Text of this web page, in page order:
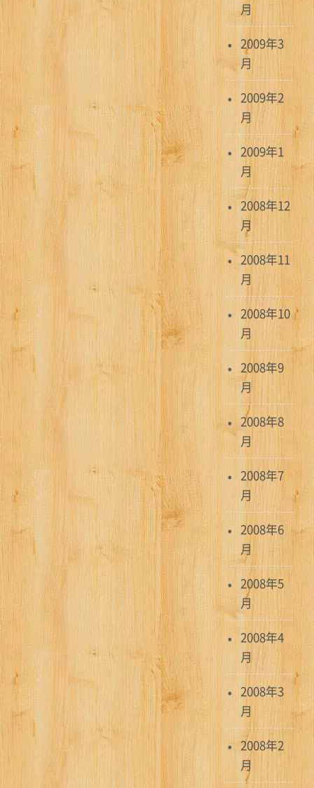
月
2009年3
月
2009年2
月
2009年1
月
2008年12
月
2008年11
月
2008年10
月
2008年9
月
2008年8
月
2008年7
月
2008年6
月
2008年5
月
2008年4
月
2008年3
月
2008年2
月